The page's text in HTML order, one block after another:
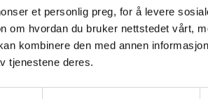
et personlig preg, for å levere
om hvordan du bruker nettstedet vårt,
kombinere den med annen
tjenestene deres.